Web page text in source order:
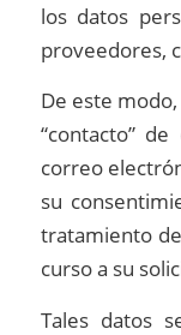
los datos
proveedores,
De este
“contacto”
correo
su
tratamiento
curso a su
Tales datos